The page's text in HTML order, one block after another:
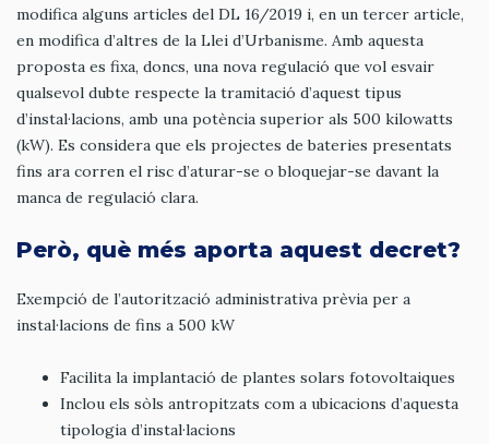
modifica alguns articles del DL 16/2019 i, en un tercer article,
en modifica d’altres de la Llei d’Urbanisme. Amb aquesta
proposta es fixa, doncs, una nova regulació que vol esvair
qualsevol dubte respecte la tramitació d’aquest tipus
d’instal·lacions, amb una potència superior als 500 kilowatts
(kW). Es considera que els projectes de bateries presentats
fins ara corren el risc d’aturar-se o bloquejar-se davant la
manca de regulació clara.
Però, què més aporta aquest decret?
Exempció de l’autorització administrativa prèvia per a
instal·lacions de fins a 500 kW
Facilita la implantació de plantes solars fotovoltaiques
Inclou els sòls antropitzats com a ubicacions d’aquesta
tipologia d’instal·lacions